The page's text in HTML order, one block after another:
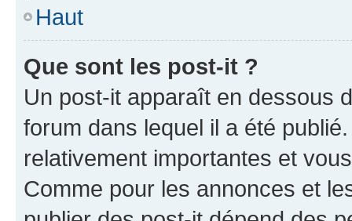
Haut
Que sont les post-it ?
Un post-it apparaît en dessous
forum dans lequel il a été
relativement importantes et
Comme pour les annonces et